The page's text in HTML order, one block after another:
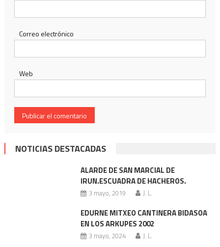
Correo electrónico
Web
NOTICIAS DESTACADAS
ALARDE DE SAN MARCIAL DE
IRUN.ESCUADRA DE HACHEROS.
3 mayo, 2019 J. L.
EDURNE MITXEO CANTINERA BIDASOA
EN LOS ARKUPES 2002
3 mayo, 2024 J. L.